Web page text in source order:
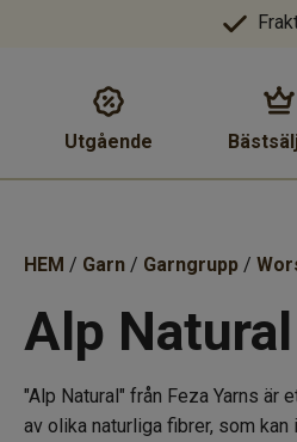
Utgående
HEM / Garn / Garngrupp /
Alp Natural
"Alp Natural" från Feza Yarns
av olika naturliga fibrer, som